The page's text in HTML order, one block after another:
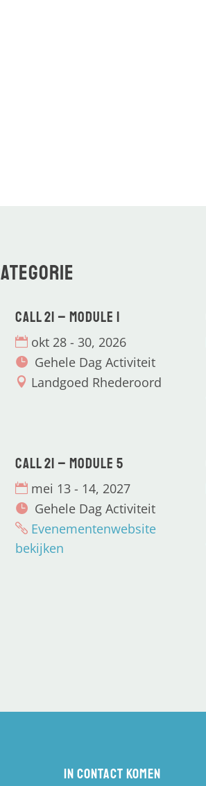
CALL 21 – Module 1
okt 28 - 30, 2026
Gehele Dag Activiteit
Landgoed Rhederoord
CALL 21 – Module 5
mei 13 - 14, 2027
Gehele Dag Activiteit
Evenementenwebsite
bekijken
In contact komen